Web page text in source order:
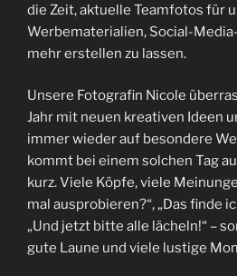
die Zeit, aktuelle Teamfotos für
Werbematerialien, Social-
mehr erstellen zu lassen.
Unsere Fotografin Nicole
Jahr mit neuen kreativen Ideen
immer wieder auf besondere
kommt bei einem solchen Tag
kurz. Viele Köpfe, viele
mal ausprobieren?“, „Das finde
„Und jetzt bitte alle lächeln!“ –
gute Laune und viele lustige